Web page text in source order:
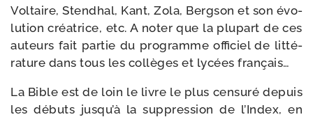
Voltaire, Stendhal, Kant, Zola, Bergson et son évo­
lu­tion créa­trice, etc. A noter que la plu­part de ces
auteurs fait par­tie du pro­gramme offi­ciel de lit­té­
ra­ture dans tous les col­lèges et lycées français…
La Bible est de loin le livre le plus cen­su­ré depuis
les débuts jusqu’à la sup­pres­sion de l’Index, en